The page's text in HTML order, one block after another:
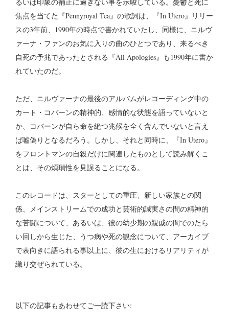
るいは印象の補正に過ぎない事を示唆している。憂鬱と死に
焦点を当てた『Pennyroyal Tea』の歌詞は、『In Utero』リリー
スの3年前、1990年の時点で書かれていたし、同様に、ニルヴ
ァーナ・ファンのお気に入りの曲のひとつであり、来るべき
自死の予兆であったとされる『All Apologies』も1990年に書か
れていたのだ。
ただ、ニルヴァーナの最後のアルバムがレコーディング中の
カート・コバーンの精神的、感情的な状態を語っていないと
か、コバーンが自ら命を絶つ兆候を全く含んでいないと言え
ば嘘偽りとなるだろう。しかし、それと同時に、『In Utero』
をフロントマンの自殺だけに関連したものとして読み解くこ
とは、その煩瑣性を見誤ることになる。
このレコードは、スターとしての重圧、新しい家族との関
係、メインストリームでの成功と芸術的誠実さの間の精神的
な苦闘について、あるいは、彼の幼少期の親戚の間でのたら
い回しから生じた、うつ病や死の観念について、アーカイブ
で表向きに語られる事以上に、彼の生におけるリアリティが
織り交ぜられている。
以下の記事もあわせてご一読下さい: